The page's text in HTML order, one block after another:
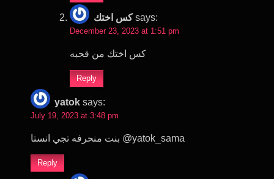
كس اختك says:
December 23, 2023 at 1:51 pm
كس اختك من قحبه
Reply
yatok says:
July 19, 2023 at 3:48 pm
بنت منحرفه تجي انستا @yatok_sama
Reply